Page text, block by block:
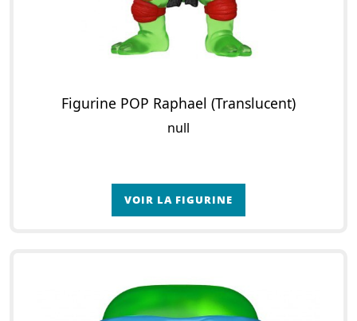
Figurine POP Raphael (Translucent)
null
VOIR LA FIGURINE